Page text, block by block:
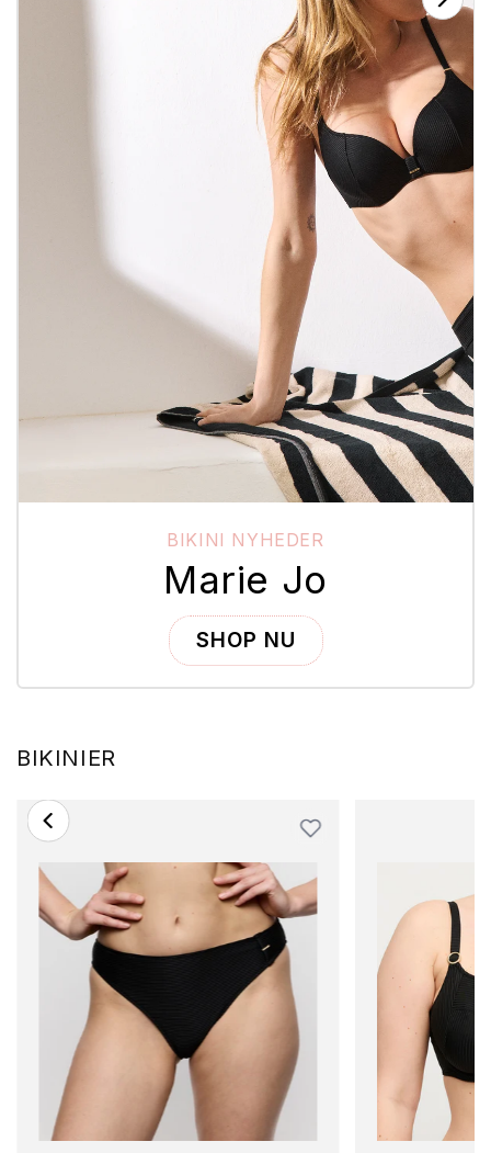
BIKINI NYHEDER
Marie Jo
SHOP NU
BIKINIER